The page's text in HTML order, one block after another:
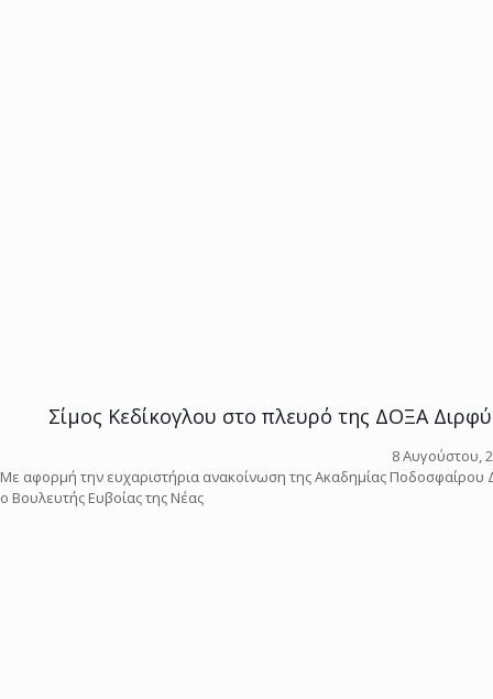
Σίμος Κεδίκογλου στο πλευρό της ΔΟΞΑ
8 Αυγούστου,
Με αφορμή την ευχαριστήρια ανακοίνωση της Ακαδημίας
ο Βουλευτής Ευβοίας της Νέας